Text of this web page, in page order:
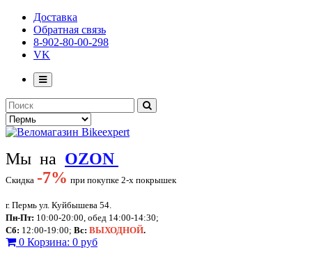
Доставка
Обратная связь
8-902-80-00-298
VK
Мы на OZON
Скидка -7% при покупке 2-х покрышек
г. Пермь ул. Куйбышева 54.
Пн-Пт: 10:00-20:00, обед 14:00-14:30;
Сб: 12:00-19:00; Вс: ВЫХОДНОЙ.
0 Корзина: 0 руб